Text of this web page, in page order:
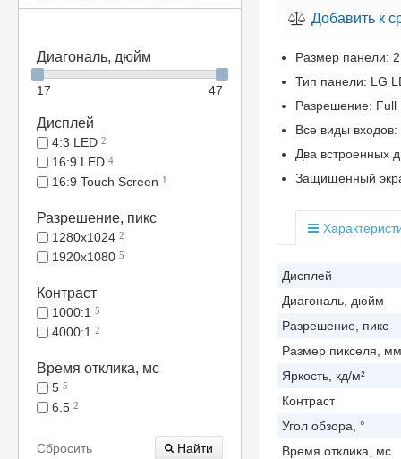
Диагональ, дюйм
17 47
Дисплей
4:3 LED 2
16:9 LED 4
16:9 Touch Screen 1
Разрешение, пикс
1280x1024 2
1920x1080 5
Контраст
1000:1 5
4000:1 2
Время отклика, мс
5 5
6.5 2
Сбросить
Добавить к
Размер панели:
Тип панели: LG
Разрешение: Full
Все виды
Два встроенных
Защищенный
Дисплей
Диагональ, дюйм
Разрешение, пикс
Размер пикселя, мм
Яркость, кд/м²
Контраст
Угол обзора, °
Время отклика, мс